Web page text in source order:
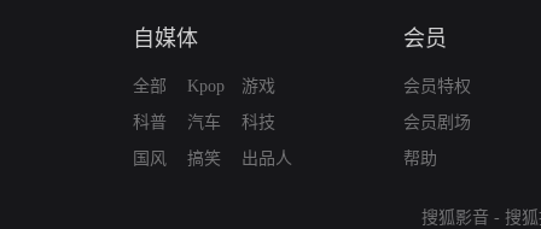
自媒体
全部
科普
国风
Kpop
汽车
搞笑
游戏
科技
出品人
会员
会员特权
会员剧场
帮助
搜狐影音 - 搜